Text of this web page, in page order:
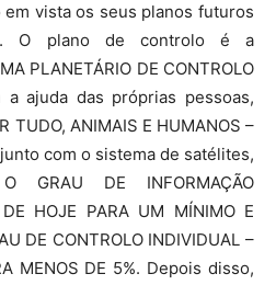
vista os seus planos futuros
O plano de controlo é a
PLANETÁRIO DE CONTROLO
a ajuda das próprias pessoas,
TUDO, ANIMAIS E HUMANOS –
com o sistema de satélites,
GRAU DE INFORMAÇÃO
HOJE PARA UM MÍNIMO E
DE CONTROLO INDIVIDUAL –
MENOS DE 5%. Depois disso,